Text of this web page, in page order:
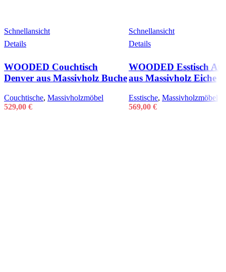
Schnellansicht
Details
WOODED Couchtisch
Denver aus Massivholz Buche
Couchtische, Massivholzmöbel
529,00 €
Schnellansicht
Details
WOODED Esstisch
aus Massivholz Eiche
Esstische, Massivholzmöbel
569,00 €